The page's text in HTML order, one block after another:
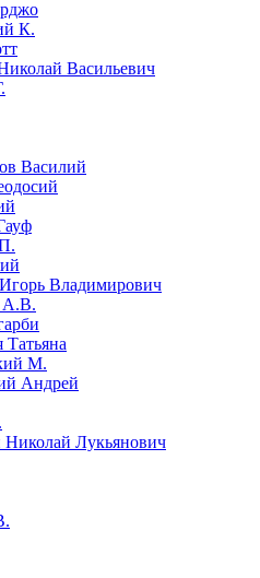
К.
Васильевич
Василий
Владимирович
А.В.
М.
Андрей
Николай Лукьянович